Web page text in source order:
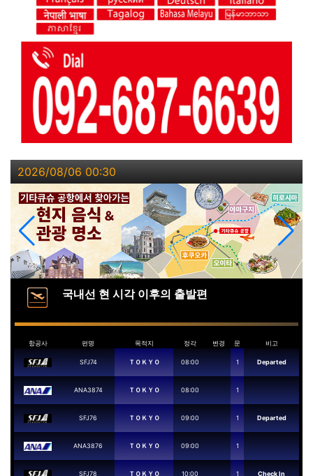
2026/08/06 00:30
국내선 현 시각 이후의 출발편
항공사 편명 목적지 정각 변경 문 비고
SFJ74 ＴＯＫＹＯ 08:00 1 Departed
ANA3874 ＴＯＫＹＯ 08:00 1
SFJ76 ＴＯＫＹＯ 09:00 1 Departed
ANA3876 ＴＯＫＹＯ 09:00 1
SFJ78 ＴＯＫＹＯ 10:00 1 Check In